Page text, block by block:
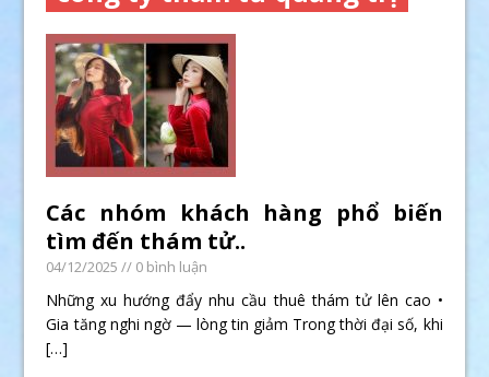
Các nhóm khách hàng phổ biến
tìm đến thám tử..
04/12/2025 // 0 bình luận
Những xu hướng đẩy nhu cầu thuê thám tử lên cao •
Gia tăng nghi ngờ — lòng tin giảm Trong thời đại số, khi
[…]